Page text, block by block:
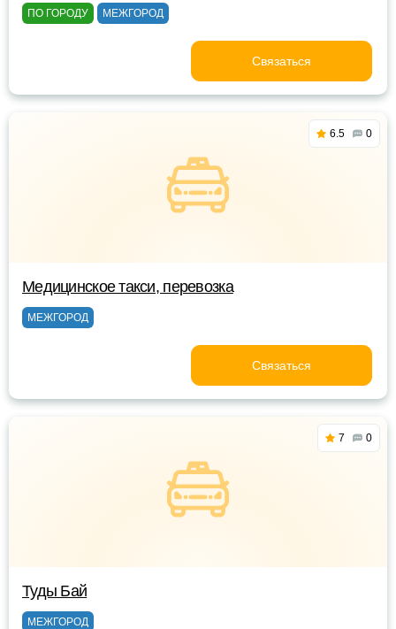
ПО ГОРОДУ МЕЖГОРОД
Связаться
6.5 0
Медицинское такси, перевозка
МЕЖГОРОД
Связаться
7 0
Туды Бай
МЕЖГОРОД